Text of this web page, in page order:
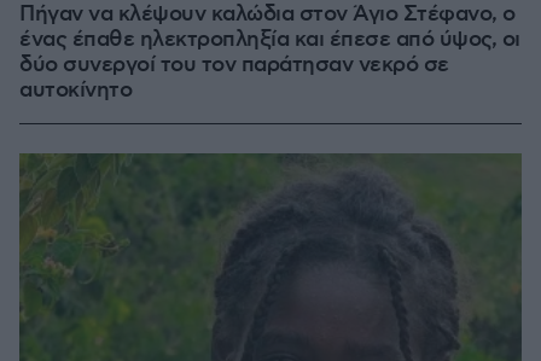
Πήγαν να κλέψουν καλώδια στον Άγιο Στέφανο, ο
ένας έπαθε ηλεκτροπληξία και έπεσε από ύψος, οι
δύο συνεργοί του τον παράτησαν νεκρό σε
αυτοκίνητο